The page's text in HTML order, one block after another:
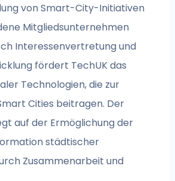
von Smart-City-Initiativen
Mitgliedsunternehmen
Interessenvertretung und
fördert TechUK das
Technologien, die zur
Cities beitragen. Der
auf der Ermöglichung der
städtischer
Zusammenarbeit und